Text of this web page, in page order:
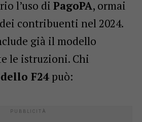
l’uso di PagoPA, ormai
dei contribuenti nel 2024.
già il modello
le istruzioni. Chi
F24può: